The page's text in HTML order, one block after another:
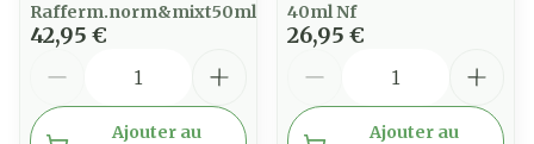
Rafferm.norm&mixt50ml
42,95 €
Ajouter au
40ml Nf
26,95 €
Ajouter au